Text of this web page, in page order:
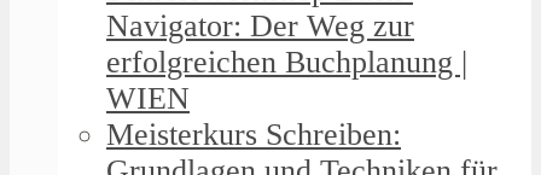
Navigator: Der Weg zur
erfolgreichen Buchplanung |
WIEN
Meisterkurs Schreiben: